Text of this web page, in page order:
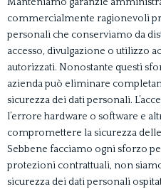
commercialmente ragionevoli
personali che conserviamo da
accesso, divulgazione o utilizzo
autorizzati. Nonostante questi
azienda può eliminare
sicurezza dei dati personali.
l’errore hardware o software e
compromettere la sicurezza
Sebbene facciamo ogni sforzo
protezioni contrattuali, non
sicurezza dei dati personali